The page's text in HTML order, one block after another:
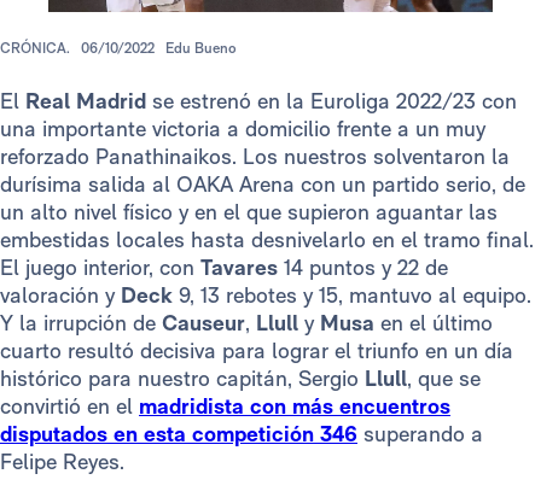
CRÓNICA. 06/10/2022 Edu Bueno
El Real Madrid se estrenó en la Euroliga 2022/23 con
una importante victoria a domicilio frente a un muy
reforzado Panathinaikos. Los nuestros solventaron la
durísima salida al OAKA Arena con un partido serio, de
un alto nivel físico y en el que supieron aguantar las
embestidas locales hasta desnivelarlo en el tramo final.
El juego interior, con Tavares 14 puntos y 22 de
valoración y Deck 9, 13 rebotes y 15, mantuvo al equipo.
Y la irrupción de Causeur, Llull y Musa en el último
cuarto resultó decisiva para lograr el triunfo en un día
histórico para nuestro capitán, Sergio Llull, que se
convirtió en el madridista con más encuentros
disputados en esta competición 346 superando a
Felipe Reyes.